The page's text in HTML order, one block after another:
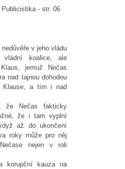
- str. 06
v jeho vládu
koalice, ale
jemuž Nečas
nad tajnou dohodou
Klause, a tím i nad
že Nečas fakticky
že i tam vyplní
až do ukončení
roky může pro něj
nejen v roli
korupční kauza na